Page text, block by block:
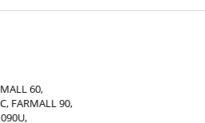
60,
FARMALL 90,